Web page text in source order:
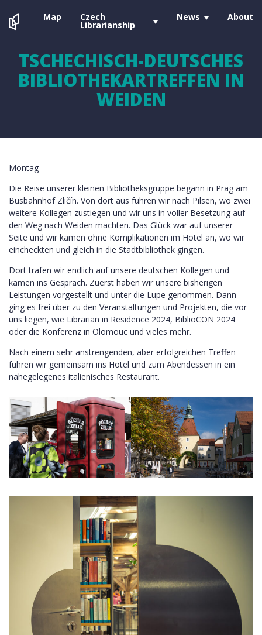
Map Czech
Librarianship
News About
TSCHECHISCH-DEUTSCHES
BIBLIOTHEKARTREFFEN IN
WEIDEN
Montag
Die Reise unserer kleinen Bibliotheksgruppe begann in Prag am
Busbahnhof Zličín. Von dort aus fuhren wir nach Pilsen, wo zwei
weitere Kollegen zustiegen und wir uns in voller Besetzung auf
den Weg nach Weiden machten. Das Glück war auf unserer
Seite und wir kamen ohne Komplikationen im Hotel an, wo wir
eincheckten und gleich in die Stadtbibliothek gingen.
Dort trafen wir endlich auf unsere deutschen Kollegen und
kamen ins Gespräch. Zuerst haben wir unsere bisherigen
Leistungen vorgestellt und unter die Lupe genommen. Dann
ging es frei über zu den Veranstaltungen und Projekten, die vor
uns liegen, wie Librarian in Residence 2024, BiblioCON 2024
oder die Konferenz in Olomouc und vieles mehr.
Nach einem sehr anstrengenden, aber erfolgreichen Treffen
fuhren wir gemeinsam ins Hotel und zum Abendessen in ein
nahegelegenes italienisches Restaurant.